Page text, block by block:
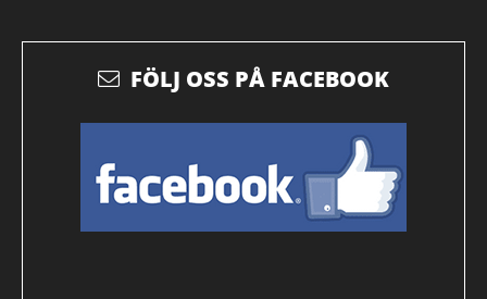
FÖLJ OSS PÅ FACEBOOK